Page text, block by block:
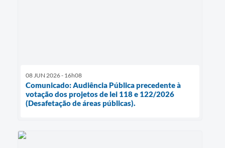
08 JUN 2026 - 16h08
Comunicado: Audiência Pública precedente à
votação dos projetos de lei 118 e 122/2026
(Desafetação de áreas públicas).